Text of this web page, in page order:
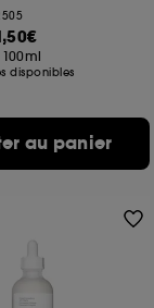
100ml
disponibles
au panier